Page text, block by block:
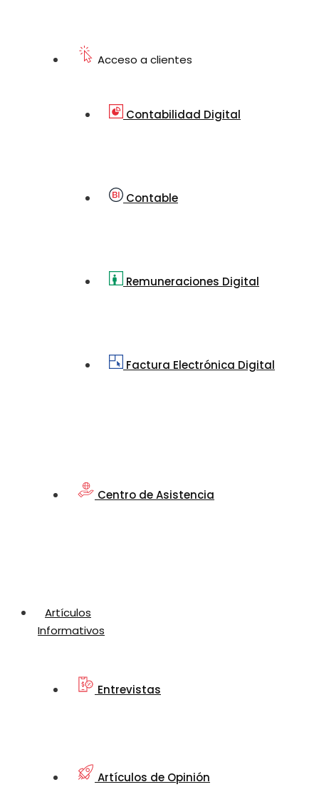
Acceso a clientes
Contabilidad Digital
Contable
Remuneraciones Digital
Factura Electrónica Digital
Centro de Asistencia
Artículos
Informativos
Entrevistas
Artículos de Opinión